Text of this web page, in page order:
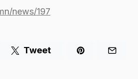
news/197
Tweet